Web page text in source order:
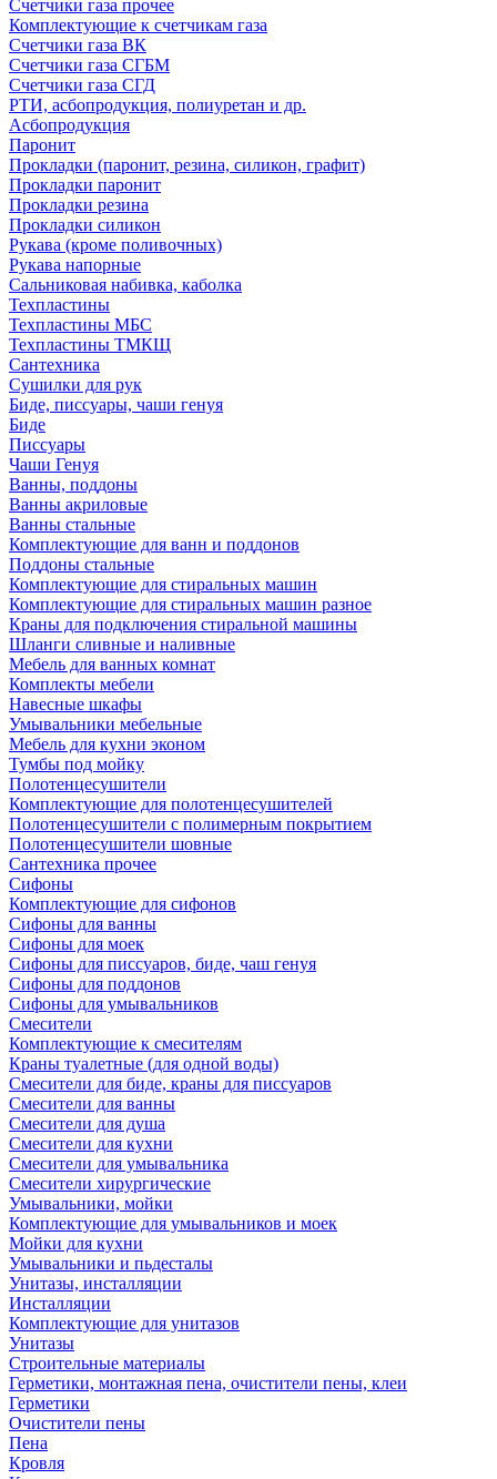
Счетчики газа прочее
Комплектующие к счетчикам газа
Счетчики газа ВК
Счетчики газа СГБМ
Счетчики газа СГД
РТИ, асбопродукция, полиуретан и др.
Асбопродукция
Паронит
Прокладки (паронит, резина, силикон, графит)
Прокладки паронит
Прокладки резина
Прокладки силикон
Рукава (кроме поливочных)
Рукава напорные
Сальниковая набивка, каболка
Техпластины
Техпластины МБС
Техпластины ТМКЩ
Сантехника
Сушилки для рук
Биде, писсуары, чаши генуя
Биде
Писсуары
Чаши Генуя
Ванны, поддоны
Ванны акриловые
Ванны стальные
Комплектующие для ванн и поддонов
Поддоны стальные
Комплектующие для стиральных машин
Комплектующие для стиральных машин разное
Краны для подключения стиральной машины
Шланги сливные и наливные
Мебель для ванных комнат
Комплекты мебели
Навесные шкафы
Умывальники мебельные
Мебель для кухни эконом
Тумбы под мойку
Полотенцесушители
Комплектующие для полотенцесушителей
Полотенцесушители с полимерным покрытием
Полотенцесушители шовные
Сантехника прочее
Сифоны
Комплектующие для сифонов
Сифоны для ванны
Сифоны для моек
Сифоны для писсуаров, биде, чаш генуя
Сифоны для поддонов
Сифоны для умывальников
Смесители
Комплектующие к смесителям
Краны туалетные (для одной воды)
Смесители для биде, краны для писсуаров
Смесители для ванны
Смесители для душа
Смесители для кухни
Смесители для умывальника
Смесители хирургические
Умывальники, мойки
Комплектующие для умывальников и моек
Мойки для кухни
Умывальники и пьдесталы
Унитазы, инсталляции
Инсталляции
Комплектующие для унитазов
Унитазы
Строительные материалы
Герметики, монтажная пена, очистители пены, клеи
Герметики
Очистители пены
Пена
Кровля